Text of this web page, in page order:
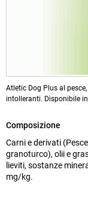
Atletic Dog Plus al
intolleranti. Disponibile
Composizione
Carni e derivati
granoturco), olii e
lieviti, sostanze
mg/kg.